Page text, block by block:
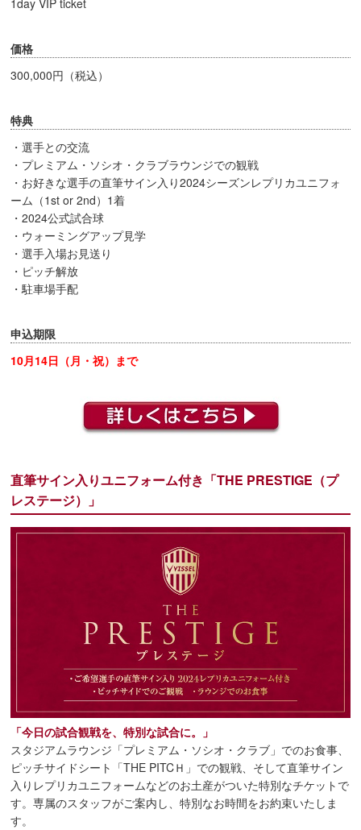
1day VIP ticket
価格
300,000円（税込）
特典
・選手との交流
・プレミアム・ソシオ・クラブラウンジでの観戦
・お好きな選手の直筆サイン入り2024シーズンレプリカユニフォ
ーム（1st or 2nd）1着
・2024公式試合球
・ウォーミングアップ見学
・選手入場お見送り
・ピッチ解放
・駐車場手配
申込期限
10月14日（月・祝）まで
直筆サイン入りユニフォーム付き「THE PRESTIGE（プ
レステージ）」
「今日の試合観戦を、特別な試合に。」
スタジアムラウンジ「プレミアム・ソシオ・クラブ」でのお食事、
ピッチサイドシート「THE PITCＨ」での観戦、そして直筆サイン
入りレプリカユニフォームなどのお土産がついた特別なチケットで
す。専属のスタッフがご案内し、特別なお時間をお約束いたしま
す。